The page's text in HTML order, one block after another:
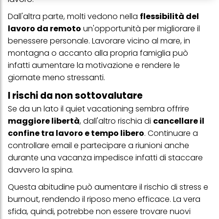
Dall'altra parte, molti vedono nella flessibilità del
lavoro da remoto un'opportunità per migliorare il
benessere personale. Lavorare vicino al mare, in
montagna o accanto alla propria famiglia può
infatti aumentare la motivazione e rendere le
giornate meno stressanti.
I rischi da non sottovalutare
Se da un lato il quiet vacationing sembra offrire
maggiore libertà, dall'altro rischia di cancellare il
confine tra lavoro e tempo libero. Continuare a
controllare email e partecipare a riunioni anche
durante una vacanza impedisce infatti di staccare
davvero la spina.
Questa abitudine può aumentare il rischio di stress e
burnout, rendendo il riposo meno efficace. La vera
sfida, quindi, potrebbe non essere trovare nuovi
con dati ottenuti da terze parti e altri siti Web. Utilizziamo questi
profili per scopi di marketing personalizzato, in particolare per
visualizzare annunci pubblicitari che potrebbero interessarti
(basati, ad esempio, sui tuoi interessi identificati) su questo sito
web e altri media (di terzi) tramite i dispositivi assegnati a te o
alla tua famiglia, nonché per misurare e ottimizzare il successo
delle campagne pubblicitarie.
nella nostra Informativa sulla protezione dei dati collegata nel piè
di pagina (Sezione "Cookie, Pixel, Impronte digitali e tecnologie
simili"). Puoi revocare il tuo consenso in qualsiasi momento con
effetto per il futuro disabilitando i cookie sul nostro sito web nella
sezione "Impostazioni cookie" collegata nel piè di pagina. Per
ulteriori informazioni sui cookie utilizzati su questo sito Web, in
particolare sul loro periodo di conservazione, consultare le
informazioni dettagliate su ciascun cookie disponibili facendo
clic su "modifica" di seguito".
Se fai clic su "Modifica" potrai trovare maggiori informazioni sul
trattamento dei tuoi dati / sull'uso dei cookie e consentirli per uno o
più degli scopi sopra menzionati. Cliccando su "Accetta tutto",
acconsenti all'uso dei cookie e al trattamento dei tuoi dati
personali per tutte le finalità sopra indicate. Se fai clic su "Rifiuta",
verranno utilizzati solo i cookie tecnicamente necessari per fornirti